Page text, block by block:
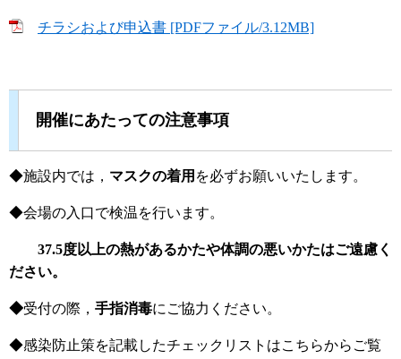
チラシおよび申込書 [PDFファイル/3.12MB]
開催にあたっての注意事項
◆施設内では， マスクの着用 を必ずお願いいたします。
◆会場の入口で検温を行います。
37.5度以上の熱があるかたや体調の悪いかたはご遠慮く
ださい。
◆受付の際， 手指消毒にご協力ください。
◆感染防止策を記載したチェックリストはこちらからご覧